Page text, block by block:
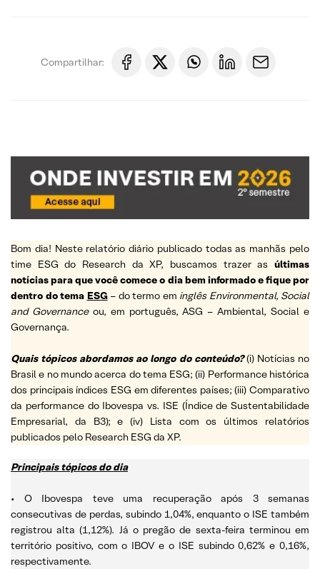
Compartilhar:
Bom dia! Neste relatório diário publicado todas as manhãs pelo
time ESG do Research da XP, buscamos trazer as últimas
notícias para que você comece o dia bem informado e fique por
dentro do tema ESG – do termo em inglês Environmental, Social
and Governance ou, em português, ASG – Ambiental, Social e
Governança.
Quais tópicos abordamos ao longo do conteúdo? (i) Notícias no
Brasil e no mundo acerca do tema ESG; (ii) Performance histórica
dos principais índices ESG em diferentes países; (iii) Comparativo
da performance do Ibovespa vs. ISE (Índice de Sustentabilidade
Empresarial, da B3); e (iv) Lista com os últimos relatórios
publicados pelo Research ESG da XP.
Principais tópicos do dia
• O Ibovespa teve uma recuperação após 3 semanas
consecutivas de perdas, subindo 1,04%, enquanto o ISE também
registrou alta (1,12%). Já o pregão de sexta-feira terminou em
território positivo, com o IBOV e o ISE subindo 0,62% e 0,16%,
respectivamente.